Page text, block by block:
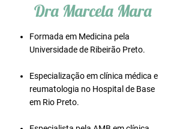
Dra Marcela Mara
Formada em Medicina pela
Universidade de Ribeirão Preto.
Especialização em clínica médica e
reumatologia no Hospital de Base
em Rio Preto.